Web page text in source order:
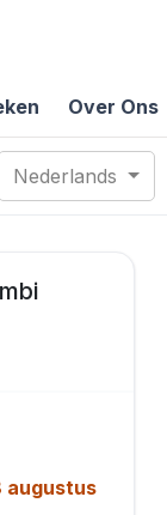
Over Ons
Nederlands
augustus